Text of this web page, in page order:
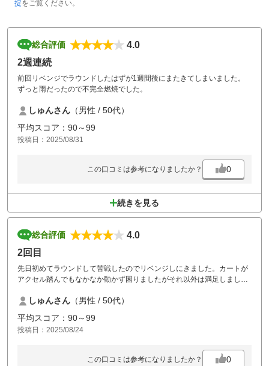
掟をご覧ください。
総合評価
4.0
2週連続
前回リベンジでラウンドしたはずが1週間後にまたきてしまいました。
ずっと雨だったので不完全燃焼でした。
しゅんさん （男性 / 50代）
平均スコア：90～99
投稿日：2025/08/31
この口コミは参考になりましたか？ 0
続きを見る
総合評価
4.0
2回目
先日初めてラウンドして苦戦したのでリベンジしにきました。カートが
アクセル踏んでもなかなか動かず困りましたがそれ以外は満足しまし
しゅんさん （男性 / 50代）
平均スコア：90～99
投稿日：2025/08/24
この口コミは参考になりましたか？ 0